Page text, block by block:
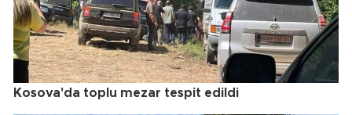
Kosova'da toplu mezar tespit edildi